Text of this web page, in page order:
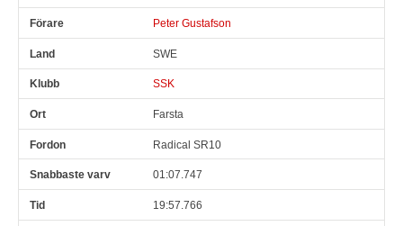
Peter Gustafson
SWE
SSK
Farsta
Radical SR10
01:07.747
19:57.766